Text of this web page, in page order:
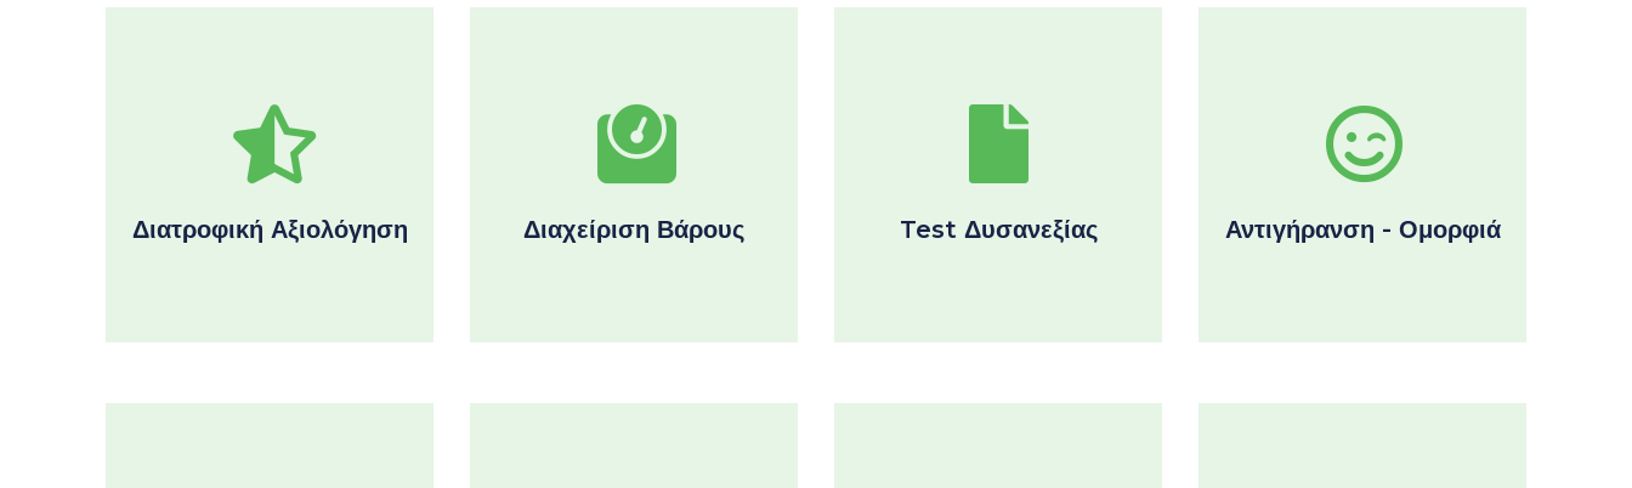
Διατροφική Αξιολόγηση Διαχείριση Βάρους Test Δυσανεξίας Αντιγήρανση - Ομορφιά